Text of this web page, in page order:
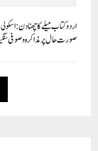
اردو کتاب میلے کا چھٹا دن :
صورت حال پر مذاکرہ و صوفی